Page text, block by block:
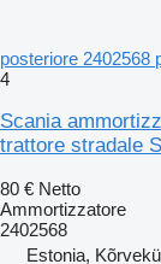
posteriore 2402568
4
Scania
trattore stradale
80 € Netto
Ammortizzatore
2402568
Estonia,